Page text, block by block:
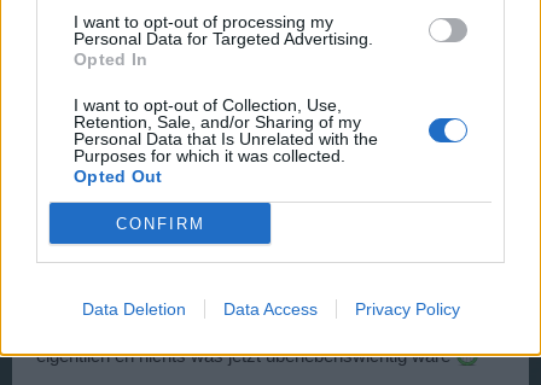
I want to opt-out of processing my
Personal Data for Targeted Advertising.
Opted In
I want to opt-out of Collection, Use,
Retention, Sale, and/or Sharing of my
Personal Data that Is Unrelated with the
Purposes for which it was collected.
Opted Out
CONFIRM
Data Deletion Data Access Privacy Policy
was immer auch das ca. bedeuten mag ^^
jetzt ist es 13:21 Uhr und es sind noch immer " Warte " arbeiten.
planen lassen erfolgte von mir die Angabe mit dem Zusatz
16 Februar 2017
~Ķeińē~Łusť~
eigentlich eh nichts was jetzt überlebenswichtig wäre